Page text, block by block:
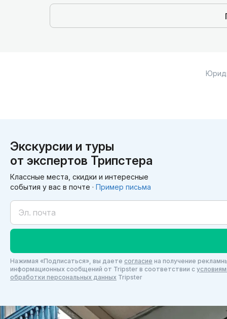
Экскурсии и туры
от экспертов Трипстера
Классные места, скидки и интересные
события у вас в почте · Пример письма
Нажимая «Подписаться», вы даете согласие на получение
информационных сообщений от Tripster в соответствии c
обработки персональных данных Tripster